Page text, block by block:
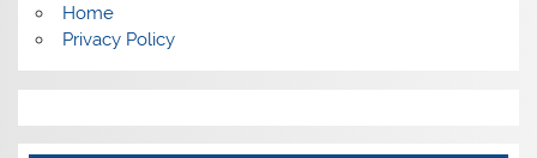
Home
Privacy Policy